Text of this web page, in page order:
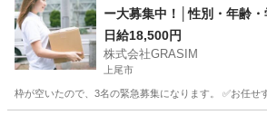
ー大募集中！│性別・年齢・
日給18,500円
株式会社GRASIM
上尾市
枠が空いたので、3名の緊急募集になります。 ✅お任